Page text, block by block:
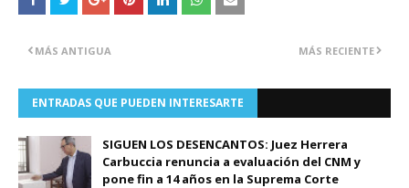
MÁS RECIENTE
MÁS ANTIGUA
ENTRADAS QUE PUEDEN INTERESARTE
SIGUEN LOS DESENCANTOS: Juez Herrera
Carbuccia renuncia a evaluación del CNM y
pone fin a 14 años en la Suprema Corte